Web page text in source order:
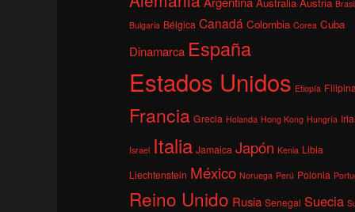
Brasil
Bulgaria Bélgica Canadá Colombia Corea Cuba
Dinamarca España
Estados Unidos Etiopía
Francia Grecia Holanda Hong Kong Hungría
Israel Italia Jamaica Japón Kenia Libia
Liechtenstein México Noruega Perú Polonia
Reino Unido Rusia Senegal Suecia